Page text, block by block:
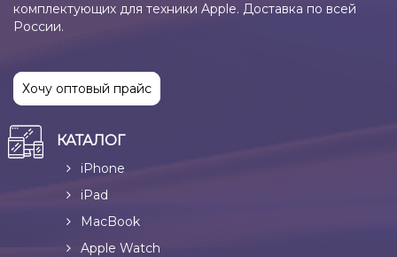
комплектующих для техники Apple. Доставка по всей
России.
Хочу оптовый прайс
КАТАЛОГ
iPhone
iPad
MacBook
Apple Watch